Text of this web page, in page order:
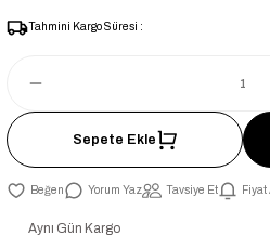
Tahmini Kargo Süresi :
Sepete Ekle
Yorum Yaz Tavsiye Et Fiyat
Aynı Gün Kargo